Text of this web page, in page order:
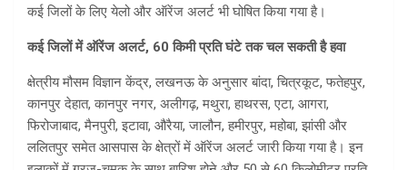
कई जिलों के लिए येलो और ऑरेंज अलर्ट भी घोषित किया गया है।
कई जिलों में ऑरेंज अलर्ट, 60 किमी प्रति घंटे तक चल सकती है हवा
क्षेत्रीय मौसम विज्ञान केंद्र, लखनऊ के अनुसार बांदा, चित्रकूट, फतेहपुर,
कानपुर देहात, कानपुर नगर, अलीगढ़, मथुरा, हाथरस, एटा, आगरा,
फिरोजाबाद, मैनपुरी, इटावा, औरैया, जालौन, हमीरपुर, महोबा, झांसी और
ललितपुर समेत आसपास के क्षेत्रों में ऑरेंज अलर्ट जारी किया गया है। इन